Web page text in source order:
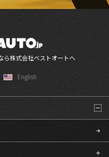
ら株式会社ベストオートへ
English